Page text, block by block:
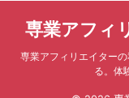
専業アフィ
専業アフィリエイター
る。体